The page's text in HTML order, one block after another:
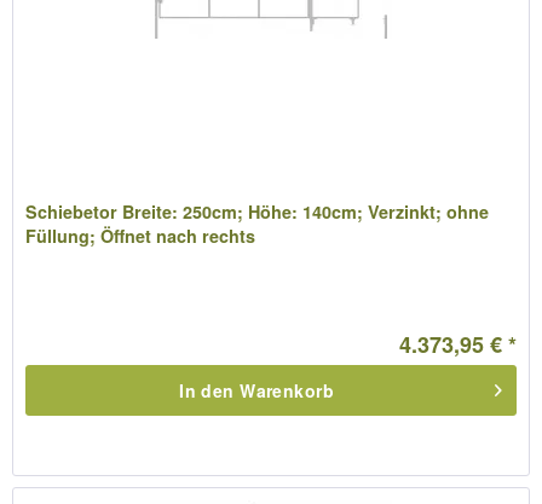
Schiebetor Breite: 250cm; Höhe: 140cm; Verzinkt; ohne
Füllung; Öffnet nach rechts
4.373,95 € *
In den Warenkorb